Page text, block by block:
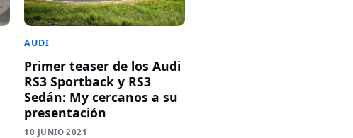
AUDI
Primer teaser de los Audi
RS3 Sportback y RS3
Sedán: My cercanos a su
presentación
10 JUNIO 2021